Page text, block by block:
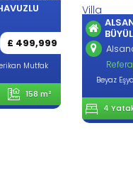
£ 499,999
Mutfak
158 m²
Beyaz
4